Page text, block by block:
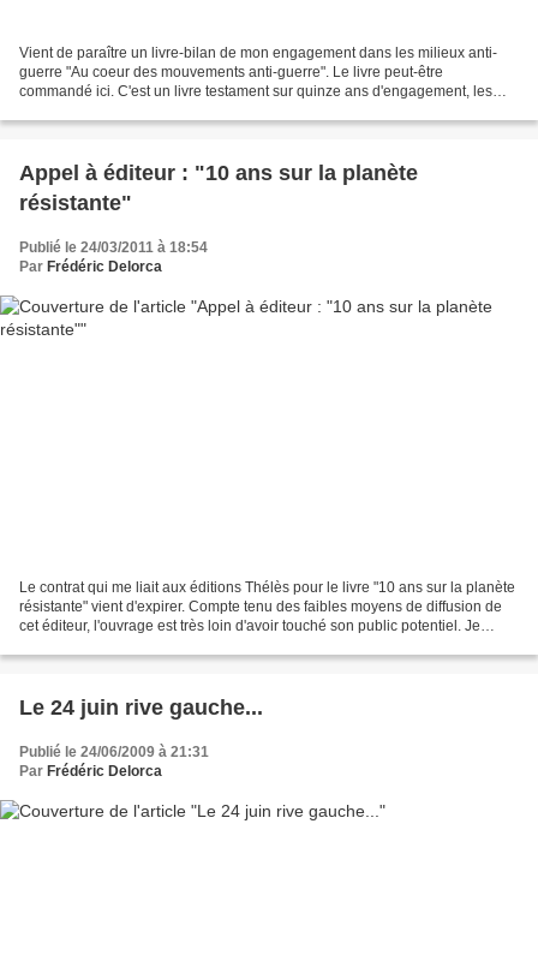
Vient de paraître un livre-bilan de mon engagement dans les milieux anti-
guerre "Au coeur des mouvements anti-guerre". Le livre peut-être
commandé ici. C'est un livre testament sur quinze ans d'engagement, les
Appel à éditeur : "10 ans sur la planète
résistante"
Publié le 24/03/2011 à 18:54
Par Frédéric Delorca
Le contrat qui me liait aux éditions Thélès pour le livre "10 ans sur la planète
résistante" vient d'expirer. Compte tenu des faibles moyens de diffusion de
cet éditeur, l'ouvrage est très loin d'avoir touché son public potentiel. Je
Le 24 juin rive gauche...
Publié le 24/06/2009 à 21:31
Par Frédéric Delorca